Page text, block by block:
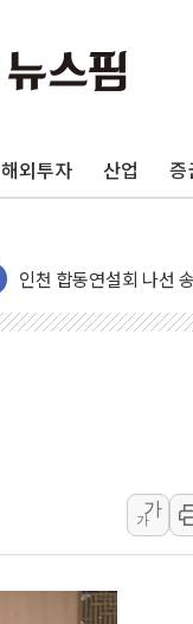
해외투자 산업 증
울진·영덕 '호우특보'-
인천 합동연설회 나선
김민석, 2주차 제주·인
[속보] 민주, 제주·인
美, 이란전 출구전략
강릉·동해·삼척 시간
폐기물 수거하다 참변
가
가